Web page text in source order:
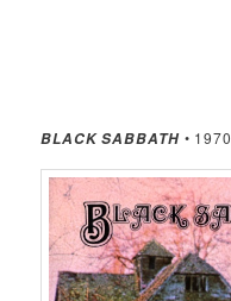
BLACK SABBATH• 1970